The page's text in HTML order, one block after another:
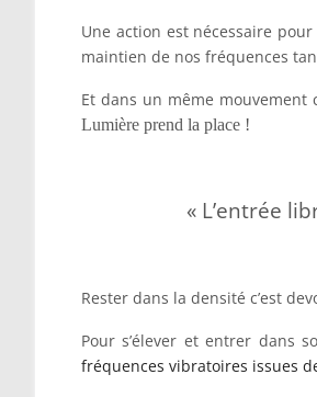
Une action est nécessaire
maintien de nos fréquences
Et dans un même
Lumière prend la place !
« L’entrée
Rester dans la densité c’est
Pour s’élever et entrer dans
fréquences vibratoires issues